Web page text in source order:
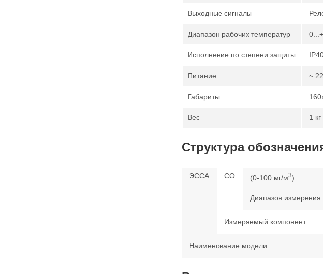
Выходные сигналы
Диапазон рабочих температур
Исполнение по степени защиты
Питание ~
Габариты
Вес 1 кг
Структура
ЭССА CO (0-100 мг/м3)
Диапазон измерения
Измеряемый компонент
Наименование модели